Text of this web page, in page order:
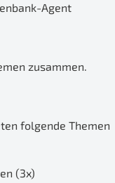
Agent
zusammen.
folgende Themen
(3x)